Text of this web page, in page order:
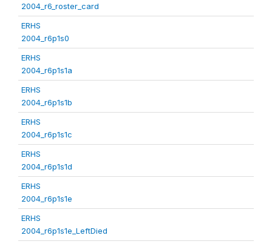
2004_r6_roster_card
ERHS
2004_r6p1s0
ERHS
2004_r6p1s1a
ERHS
2004_r6p1s1b
ERHS
2004_r6p1s1c
ERHS
2004_r6p1s1d
ERHS
2004_r6p1s1e
ERHS
2004_r6p1s1e_LeftDied